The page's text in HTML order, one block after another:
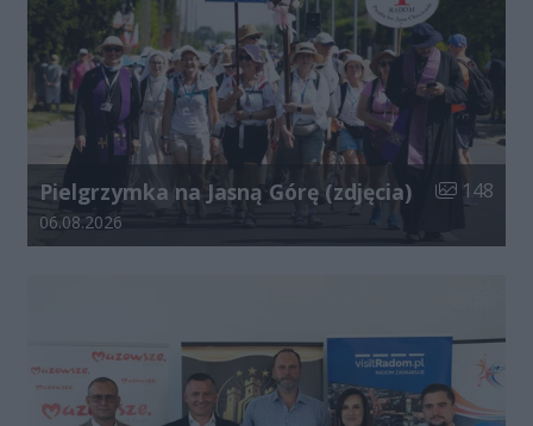
Pielgrzymka na Jasną Górę (zdjęcia) Liczba
148
Data dodania galerii:
06.08.2026